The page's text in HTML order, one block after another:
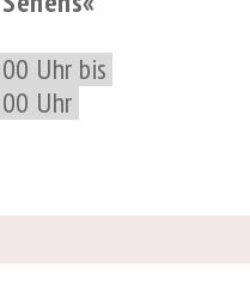
Uhr bis
Uhr